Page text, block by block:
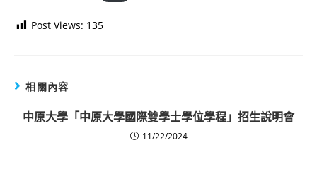
Post Views: 135
相關內容
中原大學「中原大學國際雙學士學位學程」招生說明會
11/22/2024